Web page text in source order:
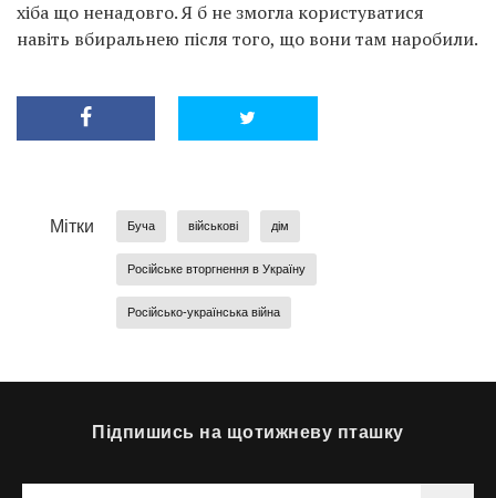
хіба що ненадовго. Я б не змогла користуватися
навіть вбиральнею після того, що вони там наробили.
Мітки Буча військові дім
Російське вторгнення в Україну
Російсько-українська війна
Підпишись на щотижневу пташку